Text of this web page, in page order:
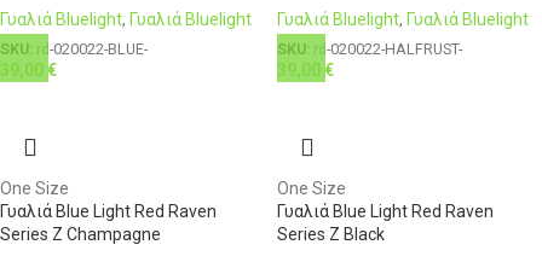
Γυαλιά Bluelight, Γυαλιά Bluelight
SKU: rd-020022-BLUE-
39,00 €
Γυαλιά Bluelight, Γυαλιά Bluelight
SKU: rd-020022-HALFRUST-
39,00 €
One Size
Γυαλιά Blue Light Red Raven
Series Z Champagne
One Size
Γυαλιά Blue Light Red Raven
Series Z Black